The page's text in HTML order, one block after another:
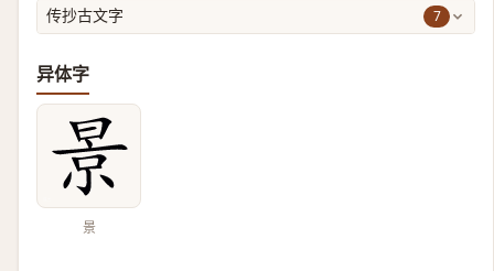
传抄古文字 7
异体字
景